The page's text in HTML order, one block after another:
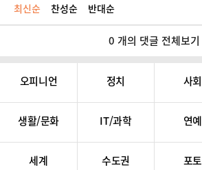
최신순 찬성순 반대순
0 개의 댓글 전체보기
오피니언 정치 사회
생활/문화 IT/과학 연예
세계 수도권 포토